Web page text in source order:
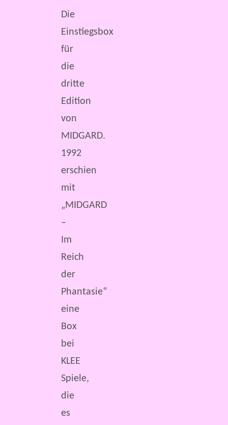
Die
Einstiegsbox
für
die
dritte
Edition
von
MIDGARD.
1992
erschien
mit
„MIDGARD
–
Im
Reich
der
Phantasie“
eine
Box
bei
KLEE
Spiele,
die
es